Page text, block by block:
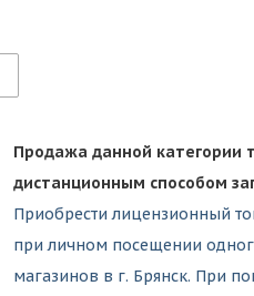
Продажа данной категории
дистанционным способом
Приобрести лицензионный
при личном посещении
магазинов в г. Брянск. При